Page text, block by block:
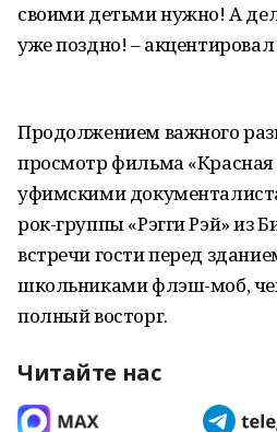
своими детьми нужно! А
уже поздно! –
Продолжением важного
просмотр фильма
уфимскими
рок-группы «Рэгги Рэй» из
встречи гости перед
школьниками флэш-моб,
полный восторг.
Читайте нас